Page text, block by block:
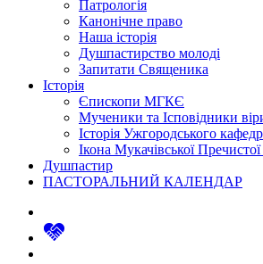
Патрологія
Канонічне право
Наша історія
Душпастирство молоді
Запитати Священика
Історія
Єпископи МГКЄ
Мученики та Ісповідники
Історія Ужгородського
Ікона Мукачівської
Душпастир
ПАСТОРАЛЬНИЙ КАЛЕНДАР